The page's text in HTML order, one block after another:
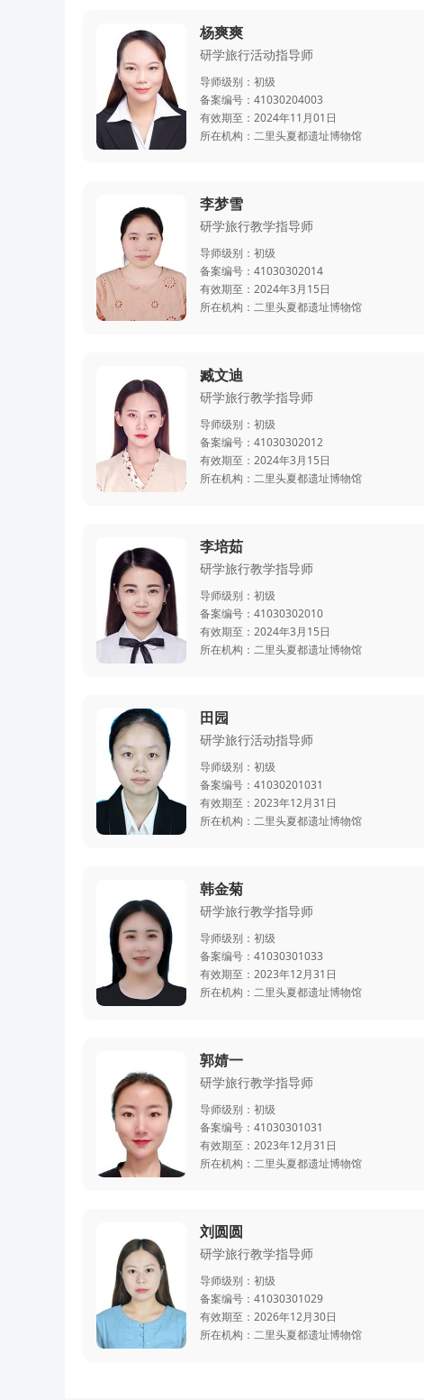
杨爽爽
研学旅行活动指导师
导师级别： 初级
备案编号： 41030204003
有效期至： 2024年11月01日
所在机构： 二里头夏都遗址博物馆
李梦雪
研学旅行教学指导师
导师级别： 初级
备案编号： 41030302014
有效期至： 2024年3月15日
所在机构： 二里头夏都遗址博物馆
臧文迪
研学旅行教学指导师
导师级别： 初级
备案编号： 41030302012
有效期至： 2024年3月15日
所在机构： 二里头夏都遗址博物馆
李培茹
研学旅行教学指导师
导师级别： 初级
备案编号： 41030302010
有效期至： 2024年3月15日
所在机构： 二里头夏都遗址博物馆
田园
研学旅行活动指导师
导师级别： 初级
备案编号： 41030201031
有效期至： 2023年12月31日
所在机构： 二里头夏都遗址博物馆
韩金菊
研学旅行教学指导师
导师级别： 初级
备案编号： 41030301033
有效期至： 2023年12月31日
所在机构： 二里头夏都遗址博物馆
郭婧一
研学旅行教学指导师
导师级别： 初级
备案编号： 41030301031
有效期至： 2023年12月31日
所在机构： 二里头夏都遗址博物馆
刘圆圆
研学旅行教学指导师
导师级别： 初级
备案编号： 41030301029
有效期至： 2026年12月30日
所在机构： 二里头夏都遗址博物馆